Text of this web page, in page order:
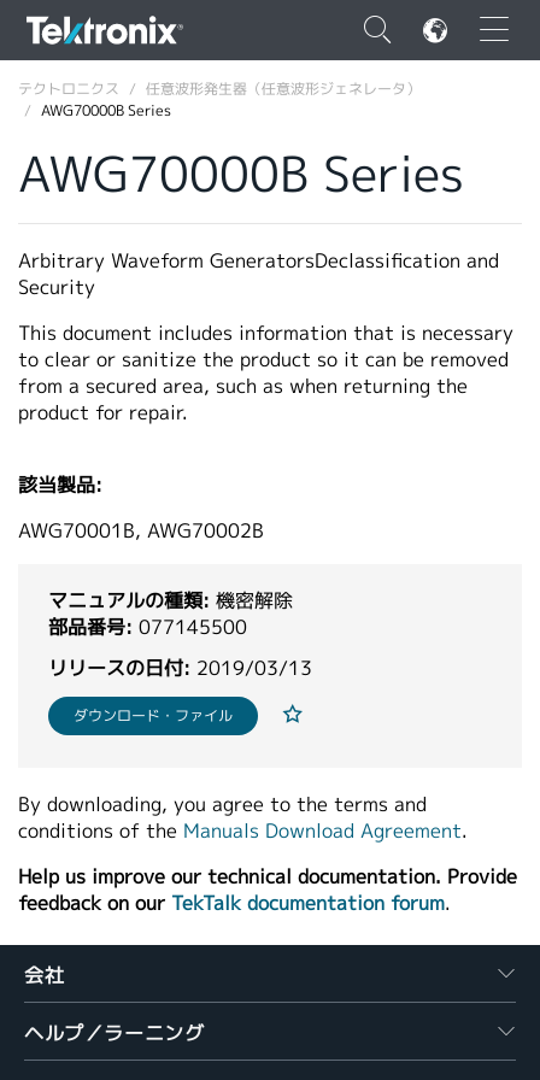
×
FRANÇAIS
DEUTSCH
VIỆT NAM
简体中文
日本語
テクトロニクス
任意波形発生器（任意波形ジェネレータ）
AWG70000B Series
AWG70000B Series
Arbitrary Waveform GeneratorsDeclassification and
Security
This document includes information that is necessary
to clear or sanitize the product so it can be removed
from a secured area, such as when returning the
product for repair.
該当製品:
AWG70001B, AWG70002B
マニュアルの種類: 機密解除
部品番号: 077145500
リリースの日付: 2019/03/13
ダウンロード・ファイル
By downloading, you agree to the terms and
conditions of the Manuals Download Agreement.
Help us improve our technical documentation. Provide
feedback on our TekTalk documentation forum.
会社
ヘルプ／ラーニング